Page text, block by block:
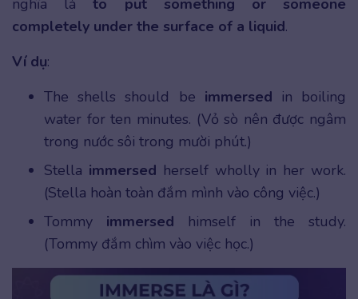
nghĩa làto put something or someone
completely under the surface of a liquid.
Ví dụ:
The shells should be immersed in boiling
water for ten minutes. (Vỏ sò nên được ngâm
trong nước sôi trong mười phút.)
Stella immersed herself wholly in her work.
(Stella hoàn toàn đắm mình vào công việc.)
Tommy immersed himself in the study.
(Tommy đắm chìm vào việc học.)